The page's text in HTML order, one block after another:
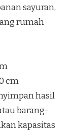
sayuran,
rumah
cm
hasil
barang-
kapasitas